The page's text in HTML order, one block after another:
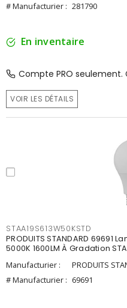
# Manufacturier : 281790
En inventaire
Compte PRO
VOIR LES DÉTAILS
STAA19S613W50KSTD
PRODUITS STANDARD 69691
5000K 1600LM À Gradation
Manufacturier :
PRODUITS
# Manufacturier : 69691